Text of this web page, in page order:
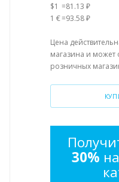
$1 =81.13 ₽
1 €=93.58 ₽
Цена
магазина и может
розничных
30%